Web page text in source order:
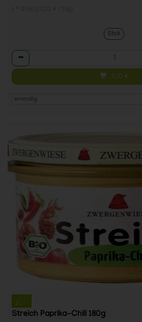
Stck
Anzahl
3,10 €
Streich Paprika-Chili 180g